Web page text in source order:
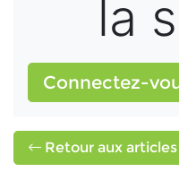
la
Connectez-
Retour aux articles